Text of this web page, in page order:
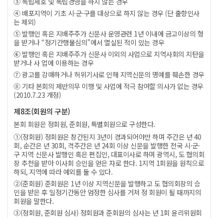
④ 배포지역이 기초 시·군·구를 대상으로 하지 않는 경우 (단 출향인사
는 제외)
⑤ 발행인 혹은 지배주주가 신문사 운영관련 1년 이내에 금고이상의 형
을 받거나 “정기간행물심의”에서 멸실된 적이 있는 경우
⑥ 발행인 혹은 지배주주가 신문사 이외의 사업으로 지역사회의 지탄을
받거나 사 업에 이용하는 경우
⑦ 광고를 강매하거나 허위기사로 인해 지역신문의 명예를 훼손한 경우
⑧ 기타 본회의 제반의무 이행 및 사업에 적극 참여할 의사가 없는 경우
(2010.7.23 개정)
제8조(회원의 구분)
본회 회원은 정회원, 준회원, 특별회원으로 구성한다.
①(정회원) 정회원은 창간된지 3년이 경과되어야만 하며 주간은 년 40
회, 순간은 년 30회, 격주간은 년 24회 이상 신문을 발행한 전국 시·군·
구 지역 신문사 발행인 혹은 편집인, 대표이사로 하며 광역시, 도 협의회
장 추천을 받아 이사회 승인을 얻은 자로 한다. 1지역 1회원을 원칙으로
하되, 지역에 따라 예외를 둘 수 있다.
②(준회원) 준회원은 1년 이상 지역신문을 발행하고 도 협의회장의 승
인을 받은 후 일정기간동안 엄정한 심사를 거쳐 정 회원이 될 때까지의
회원을 말한다.
③(정회원, 준회원 심사) 정회원과 준회원의 심사는 년 1회 윤리위원회